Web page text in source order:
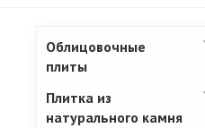
Облицовочные
плиты
Плитка из
натурального камня